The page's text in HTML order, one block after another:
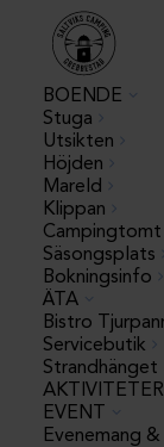
BOENDE
Stuga
Utsikten
Höjden
Mareld
Klippan
Campingtomt
Säsongsplats
Bokningsinfo
ÄTA
Bistro
Servicebutik
Strandhänget
AKTIVITETER
EVENT
Evenemang